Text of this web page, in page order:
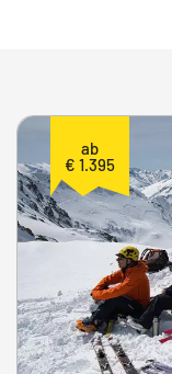
ab
€ 1.395